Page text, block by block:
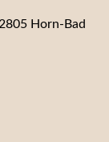
Horn-Bad